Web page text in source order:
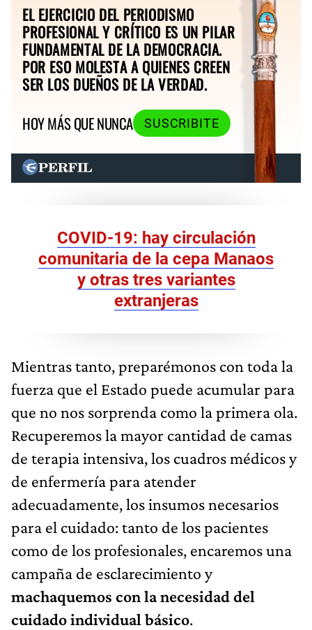
EL EJERCICIO DEL PERIODISMO
PROFESIONAL Y CRÍTICO ES UN PILAR
FUNDAMENTAL DE LA DEMOCRACIA.
POR ESO MOLESTA A QUIENES CREEN
SER LOS DUEÑOS DE LA VERDAD.
HOY MÁS QUE NUNCA
SUSCRIBITE
COVID-19: hay circulación
comunitaria de la cepa Manaos
y otras tres variantes
extranjeras
Mientras tanto, preparémonos con toda la
fuerza que el Estado puede acumular para
que no nos sorprenda como la primera ola.
Recuperemos la mayor cantidad de camas
de terapia intensiva, los cuadros médicos y
de enfermería para atender
adecuadamente, los insumos necesarios
para el cuidado: tanto de los pacientes
como de los profesionales, encaremos una
campaña de esclarecimiento y
machaquemos con la necesidad del
cuidado individual básico.